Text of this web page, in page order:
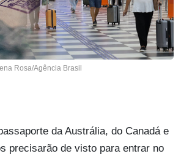
Rosa/Agência Brasil
da Austrália, do Canadá e
precisarão de visto para entrar no